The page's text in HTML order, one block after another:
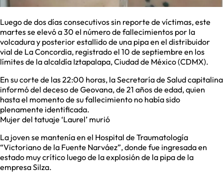
Luego de dos días consecutivos sin reporte de víctimas, este
martes se elevó a 30 el número de fallecimientos por la
volcadura y posterior estallido de una pipa en el distribuidor
vial de La Concordia, registrado el 10 de septiembre en los
límites de la alcaldía Iztapalapa, Ciudad de México (CDMX).
En su corte de las 22:00 horas, la Secretaría de Salud capitalina
informó del deceso de Geovana, de 21 años de edad, quien
hasta el momento de su fallecimiento no había sido
plenamente identificada.
Mujer del tatuaje ‘Laurel’ murió
La joven se mantenía en el Hospital de Traumatología
“Victoriano de la Fuente Narváez”, donde fue ingresada en
estado muy crítico luego de la explosión de la pipa de la
empresa Silza.